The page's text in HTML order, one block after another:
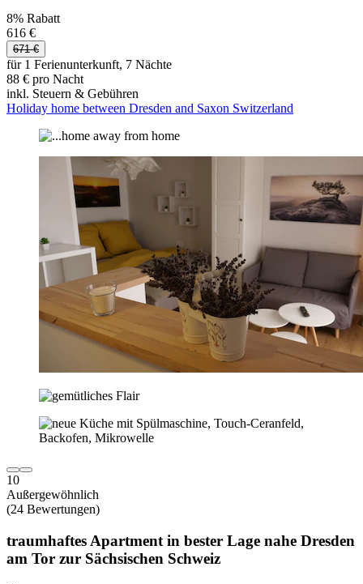
8% Rabatt
616 €
671 €
für 1 Ferienunterkunft, 7 Nächte
88 € pro Nacht
inkl. Steuern & Gebühren
Holiday home between Dresden and Saxon Switzerland
10
Außergewöhnlich
(24 Bewertungen)
traumhaftes Apartment in bester Lage nahe Dresden
am Tor zur Sächsischen Schweiz